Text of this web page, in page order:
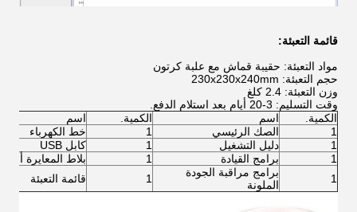
قائمة التعبئة:
مواد التعبئة: حقيبة قماش مع علبة كرتون
حجم التعبئة: 230x230x240mm
وزن التعبئة: 2.4 كلغ
وقت التسليم: 3-20 أيام بعد استلام الدفع.
الكمية.
اسم الكمية.
اسم
1
الصك الرئيسي 1
خط الكهرباء
1
دليل التشغيل 1
كابل USB
1
برامج القيادة 1
بلاط المعايرة
1
برامج مراقبة الجودة
الملونة
1 قائمة التعبئة